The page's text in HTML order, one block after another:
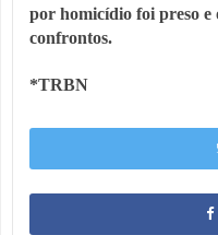
por homicídio foi preso
confrontos.
*TRBN